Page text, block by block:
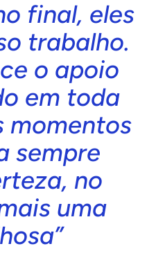
final, eles
trabalho.
o apoio
em toda
momentos
sempre
no
uma